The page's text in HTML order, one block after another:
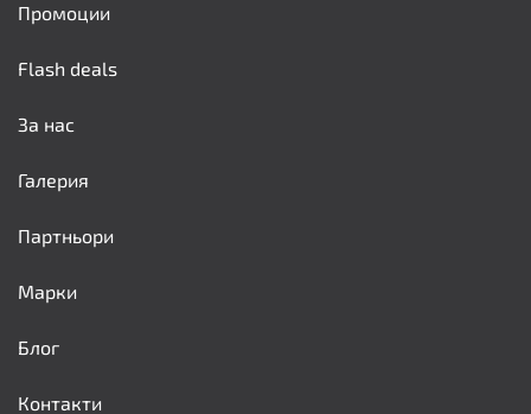
Промоции
Flash deals
За нас
Галерия
Партньори
Марки
Блог
Контакти